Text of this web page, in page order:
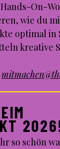
On-
wie du
optimal in
kreative
so schön